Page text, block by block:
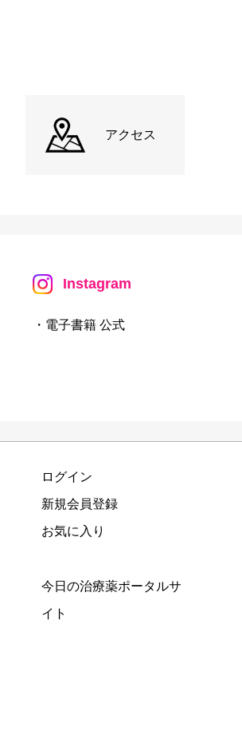
アクセス
Instagram
・電子書籍 公式
ログイン
新規会員登録
お気に入り
今日の治療薬ポータルサ
イト